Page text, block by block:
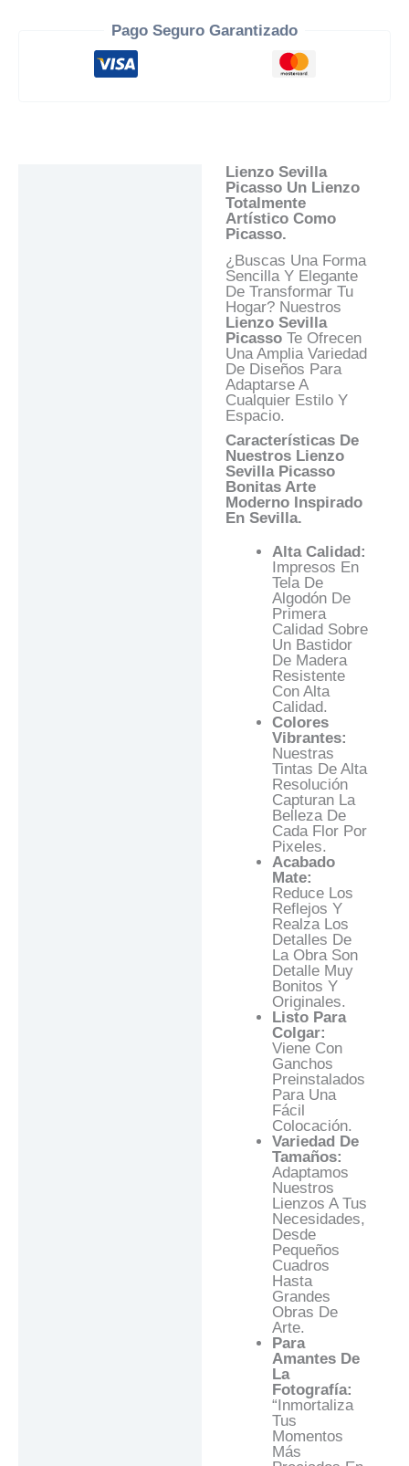
Pago Seguro Garantizado
Lienzo Sevilla
Picasso Un Lienzo
Totalmente
Artístico Como
Picasso.
¿Buscas Una Forma
Sencilla Y Elegante
De Transformar Tu
Hogar? Nuestros
Lienzo Sevilla
PicassoTe Ofrecen
Una Amplia Variedad
De Diseños Para
Adaptarse A
Cualquier Estilo Y
Espacio.
Características De
Nuestros Lienzo
Sevilla Picasso
Bonitas Arte
Moderno Inspirado
En Sevilla.
Alta Calidad:
Impresos En
Tela De
Algodón De
Primera
Calidad Sobre
Un Bastidor
De Madera
Resistente
Con Alta
Calidad.
Colores
Vibrantes:
Nuestras
Tintas De Alta
Resolución
Capturan La
Belleza De
Cada Flor Por
Pixeles.
Acabado
Mate:
Reduce Los
Reflejos Y
Realza Los
Detalles De
La Obra Son
Detalle Muy
Bonitos Y
Originales.
Listo Para
Colgar:
Viene Con
Ganchos
Preinstalados
Para Una
Fácil
Colocación.
Variedad De
Tamaños:
Adaptamos
Nuestros
Lienzos A Tus
Necesidades,
Desde
Pequeños
Cuadros
Hasta
Grandes
Obras De
Arte.
Para
Amantes De
La
Fotografía:
“Inmortaliza
Tus
Momentos
Más